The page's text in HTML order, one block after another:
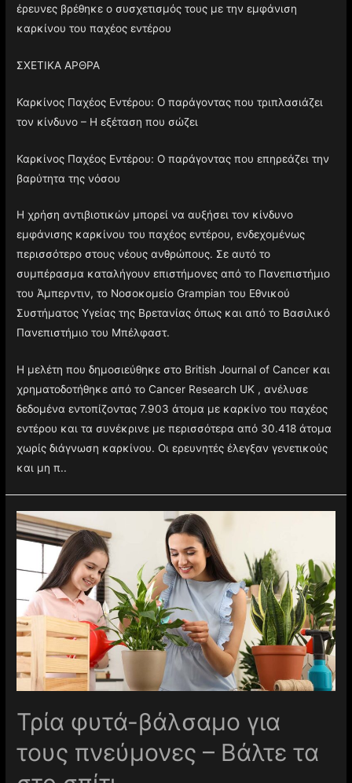
έρευνες βρέθηκε ο συσχετισμός τους με την εμφάνιση
καρκίνου του παχέος εντέρου
ΣΧΕΤΙΚΑ ΑΡΘΡΑ
Καρκίνος Παχέος Εντέρου: Ο παράγοντας που τριπλασιάζει
τον κίνδυνο – Η εξέταση που σώζει
Καρκίνος Παχέος Εντέρου: Ο παράγοντας που επηρεάζει την
βαρύτητα της νόσου
Η χρήση αντιβιοτικών μπορεί να αυξήσει τον κίνδυνο
εμφάνισης καρκίνου του παχέος εντέρου, ενδεχομένως
περισσότερο στους νέους ανθρώπους. Σε αυτό το
συμπέρασμα καταλήγουν επιστήμονες από το Πανεπιστήμιο
του Άμπερντιν, το Νοσοκομείο Grampian του Εθνικού
Συστήματος Υγείας της Βρετανίας όπως και από το Βασιλικό
Πανεπιστήμιο του Μπέλφαστ.
Η μελέτη που δημοσιεύθηκε στο British Journal of Cancer και
χρηματοδοτήθηκε από το Cancer Research UK , ανέλυσε
δεδομένα εντοπίζοντας 7.903 άτομα με καρκίνο του παχέος
εντέρου και τα συνέκρινε με περισσότερα από 30.418 άτομα
χωρίς διάγνωση καρκίνου. Οι ερευνητές έλεγξαν γενετικούς
και μη π..
Τρία φυτά-βάλσαμο για
τους πνεύμονες – Βάλτε τα